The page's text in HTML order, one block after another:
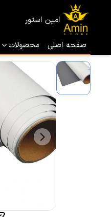
امین استور
صفحه اصلی محصولات